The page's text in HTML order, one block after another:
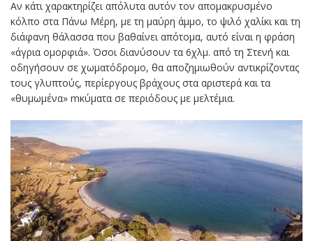
Αν κάτι χαρακτηρίζει απόλυτα αυτόν τον απομακρυσμένο
κόλπο στα Πάνω Μέρη, με τη μαύρη άμμο, το ψιλό χαλίκι και τη
διάφανη θάλασσα που βαθαίνει απότομα, αυτό είναι η φράση
«άγρια ομορφιά». Όσοι διανύσουν τα 6χλμ. από τη Στενή και
οδηγήσουν σε χωματόδρομο, θα αποζημιωθούν αντικρίζοντας
τους γλυπτούς, περίεργους βράχους στα αριστερά και τα
«θυμωμένα» mκύματα σε περιόδους με μελτέμια.